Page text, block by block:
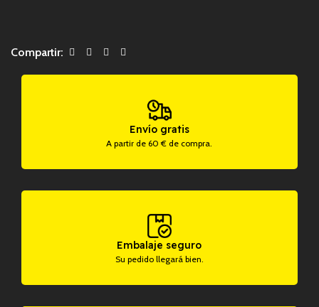
Compartir:
Envío gratis
A partir de 60 € de compra.
Embalaje seguro
Su pedido llegará bien.